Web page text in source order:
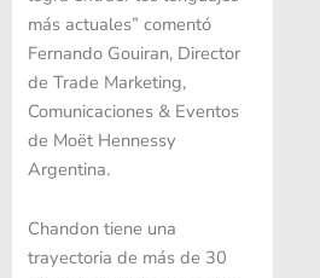
más actuales” comentó
Fernando Gouiran, Director
de Trade Marketing,
Comunicaciones & Eventos
de Moët Hennessy
Argentina.
Chandon tiene una
trayectoria de más de 30